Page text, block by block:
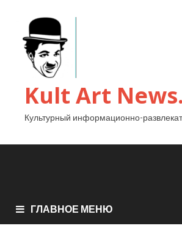
Kult Art News.
Культурный информационно-
ГЛАВНОЕ МЕНЮ